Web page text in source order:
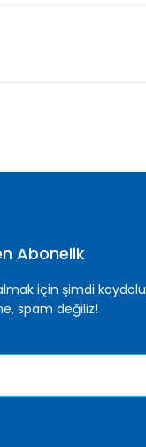
Abonelik
için şimdi
spam değiliz!